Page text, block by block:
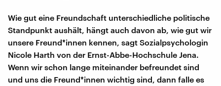
Wie gut eine Freundschaft unterschiedliche politische
Standpunkt aushält, hängt auch davon ab, wie gut wir
unsere Freund*innen kennen, sagt Sozialpsychologin
Nicole Harth von der Ernst-Abbe-Hochschule Jena.
Wenn wir schon lange miteinander befreundet sind
und uns die Freund*innen wichtig sind, dann falle es